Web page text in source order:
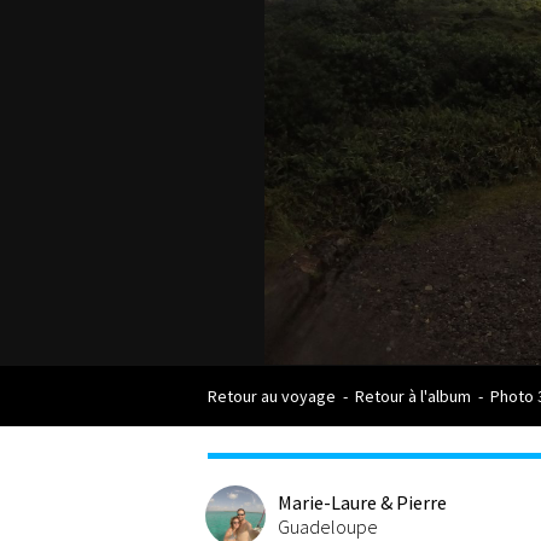
Retour au voyage - Retour à l'album - Photo
Marie-Laure & Pierre
Guadeloupe